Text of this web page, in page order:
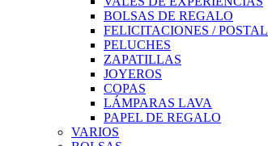
BOLSAS DE REGALO
FELICITACIONES / POSTAL
PELUCHES
ZAPATILLAS
JOYEROS
COPAS
LÁMPARAS LAVA
PAPEL DE REGALO
VARIOS